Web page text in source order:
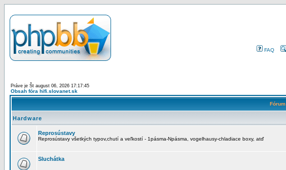
FAQ
Práve je Št august 06, 2026 17:17:45
Obsah fóra hifi.slovanet.sk
Fórum
Hardware
Reprosústavy
Reprosústavy všetkých typov,chutí a veľkostí - 1pásma-Npásma, vogelhausy-chladiace boxy, atď
Sluchátka